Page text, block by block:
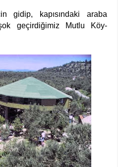
gidip, kapısındaki araba
şok geçirdiğimiz Mutlu Köy-